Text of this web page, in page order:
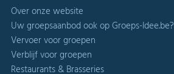
Over onze website
Uw groepsaanbod ook op Groeps-Idee.be?
Vervoer voor groepen
Verblijf voor groepen
Restaurants & Brasseries